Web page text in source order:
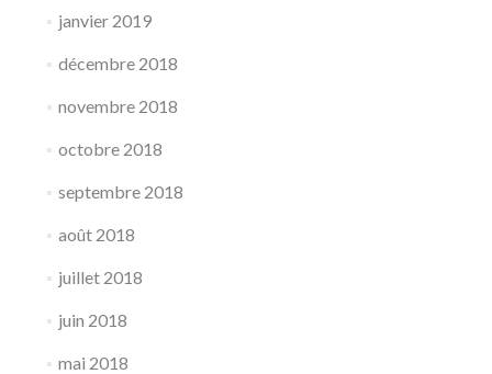
janvier 2019
décembre 2018
novembre 2018
octobre 2018
septembre 2018
août 2018
juillet 2018
juin 2018
mai 2018